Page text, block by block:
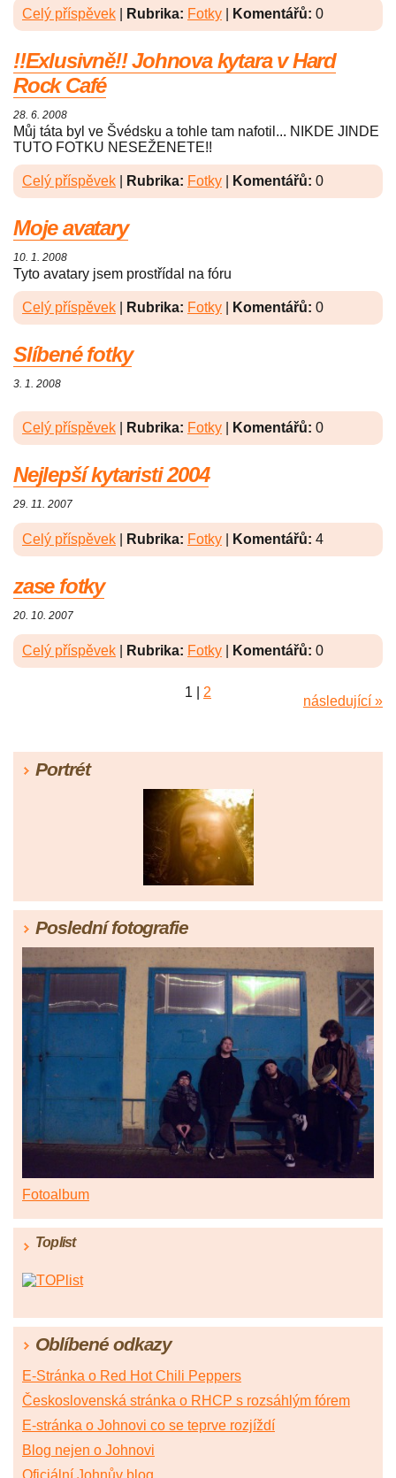
Celý příspěvek Rubrika: Fotky Komentářů: 0
!!Exlusivně!! Johnova kytara v Hard
Rock Café
28. 6. 2008
Můj táta byl ve Švédsku a tohle tam nafotil... NIKDE JINDE
TUTO FOTKU NESEŽENETE!!
Celý příspěvek Rubrika: Fotky Komentářů: 0
Moje avatary
10. 1. 2008
Tyto avatary jsem prostřídal na fóru
Celý příspěvek Rubrika: Fotky Komentářů: 0
Slíbené fotky
3. 1. 2008
Celý příspěvek Rubrika: Fotky Komentářů: 0
Nejlepší kytaristi 2004
29. 11. 2007
Celý příspěvek Rubrika: Fotky Komentářů: 4
zase fotky
20. 10. 2007
Celý příspěvek Rubrika: Fotky Komentářů: 0
1 2
následující »
Portrét
Poslední fotografie
Fotoalbum
Toplist
Oblíbené odkazy
E-Stránka o Red Hot Chili Peppers
Československá stránka o RHCP s rozsáhlým fórem
E-stránka o Johnovi co se teprve rozjíždí
Blog nejen o Johnovi
Oficiální Johnův blog